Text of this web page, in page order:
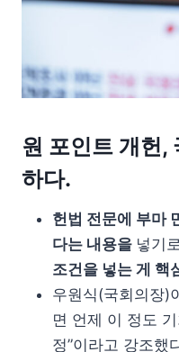
원 포인트 개헌,
하다.
헌법 전문에 부마
다는 내용을 넣기
조건을 넣는 게 핵
우원식(국회의장)
면 언제 이 정도
정”이라고 강조했